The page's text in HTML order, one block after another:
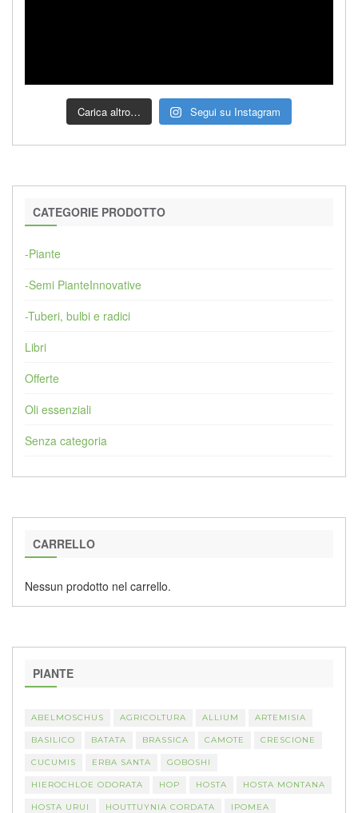
Carica altro… Segui su Instagram
CATEGORIE PRODOTTO
-Piante
-Semi PianteInnovative
-Tuberi, bulbi e radici
Libri
Offerte
Oli essenziali
Senza categoria
CARRELLO
Nessun prodotto nel carrello.
PIANTE
ABELMOSCHUS AGRICOLTURA ALLIUM ARTEMISIA
BASILICO BATATA BRASSICA CAMOTE CRESCIONE
CUCUMIS ERBA SANTA GOBOSHI
HIEROCHLOE ODORATA HOP HOSTA HOSTA MONTANA
HOSTA URUI HOUTTUYNIA CORDATA IPOMEA